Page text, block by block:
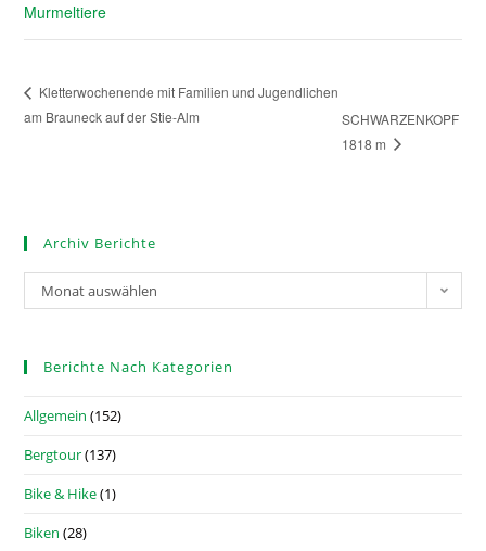
Murmeltiere
Kletterwochenende mit Familien und Jugendlichen
am Brauneck auf der Stie-Alm
SCHWARZENKOPF
1818 m
Archiv Berichte
Monat auswählen
Berichte Nach Kategorien
Allgemein (152)
Bergtour(137)
Bike & Hike(1)
Biken (28)